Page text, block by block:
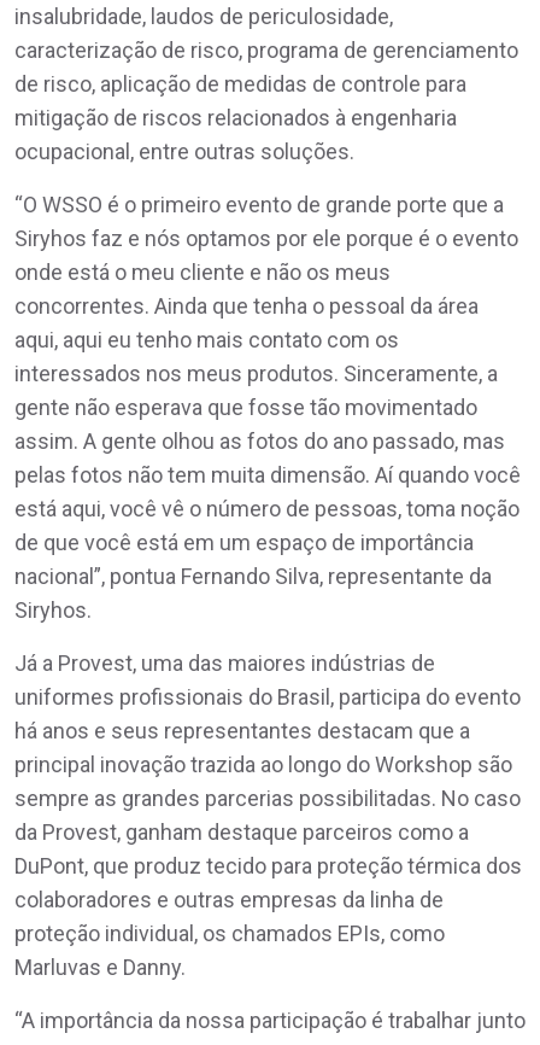
insalubridade, laudos de periculosidade,
caracterização de risco, programa de gerenciamento
de risco, aplicação de medidas de controle para
mitigação de riscos relacionados à engenharia
ocupacional, entre outras soluções.
“O WSSO é o primeiro evento de grande porte que a
Siryhos faz e nós optamos por ele porque é o evento
onde está o meu cliente e não os meus
concorrentes. Ainda que tenha o pessoal da área
aqui, aqui eu tenho mais contato com os
interessados nos meus produtos. Sinceramente, a
gente não esperava que fosse tão movimentado
assim. A gente olhou as fotos do ano passado, mas
pelas fotos não tem muita dimensão. Aí quando você
está aqui, você vê o número de pessoas, toma noção
de que você está em um espaço de importância
nacional”, pontua Fernando Silva, representante da
Siryhos.
Já a Provest, uma das maiores indústrias de
uniformes profissionais do Brasil, participa do evento
há anos e seus representantes destacam que a
principal inovação trazida ao longo do Workshop são
sempre as grandes parcerias possibilitadas. No caso
da Provest, ganham destaque parceiros como a
DuPont, que produz tecido para proteção térmica dos
colaboradores e outras empresas da linha de
proteção individual, os chamados EPIs, como
Marluvas e Danny.
“A importância da nossa participação é trabalhar junto